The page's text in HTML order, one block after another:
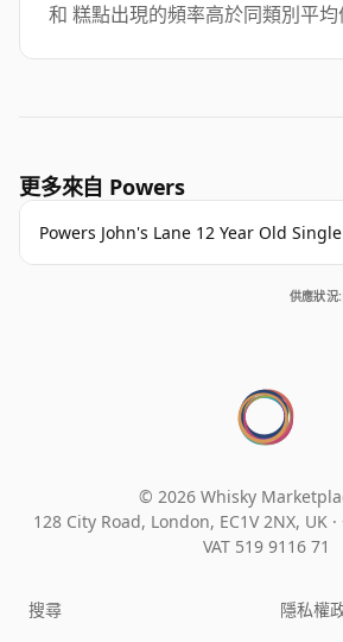
和 糕點出現的頻率高於同類別平均
更多來自 Powers
Powers John's Lane 12 Year Old
供應狀況:
© 2026 Whisky
128 City Road, London, EC1V 2NX, UK ·
VAT 519 9116 71
搜尋 隱私權